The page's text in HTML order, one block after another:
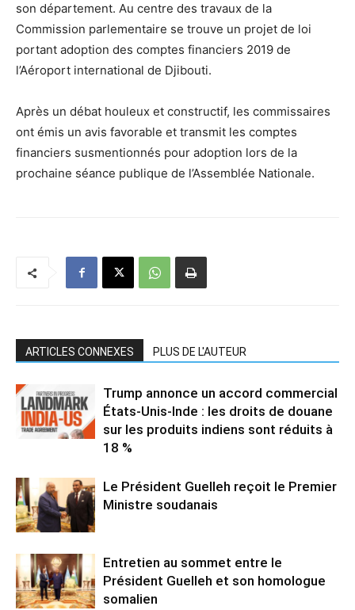
son département. Au centre des travaux de la
Commission parlementaire se trouve un projet de loi
portant adoption des comptes financiers 2019 de
l’Aéroport international de Djibouti.
Après un débat houleux et constructif, les commissaires
ont émis un avis favorable et transmit les comptes
financiers susmentionnés pour adoption lors de la
prochaine séance publique de l’Assemblée Nationale.
ARTICLES CONNEXES PLUS DE L'AUTEUR
Trump annonce un accord commercial
États-Unis-Inde : les droits de douane
sur les produits indiens sont réduits à
18 %
Le Président Guelleh reçoit le Premier
Ministre soudanais
Entretien au sommet entre le
Président Guelleh et son homologue
somalien